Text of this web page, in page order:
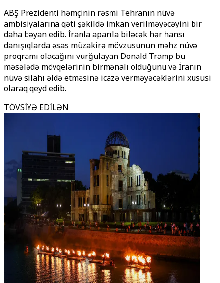
ABŞ Prezidenti həmçinin rəsmi Tehranın nüvə
ambisiyalarına qəti şəkildə imkan verilməyəcəyini bir
daha bəyan edib. İranla aparıla biləcək hər hansı
danışıqlarda əsas müzakirə mövzusunun məhz nüvə
proqramı olacağını vurğulayan Donald Tramp bu
məsələdə mövqelərinin birmənalı olduğunu və İranın
nüvə silahı əldə etməsinə icazə verməyəcəklərini xüsusi
olaraq qeyd edib.
TÖVSİYƏ EDİLƏN